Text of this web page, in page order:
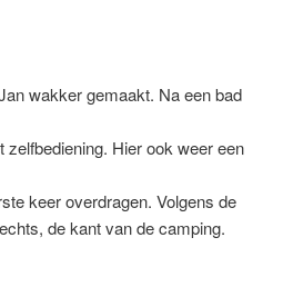
wakker gemaakt. Na een bad
Hier ook weer een
keer overdragen. Volgens de
de kant van de camping.